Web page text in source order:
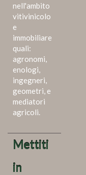
nell'ambito
vitivinicolo
e
immobiliare
quali:
agronomi,
enologi,
ingegneri,
geometri, e
mediatori
agricoli.
Mettiti
in